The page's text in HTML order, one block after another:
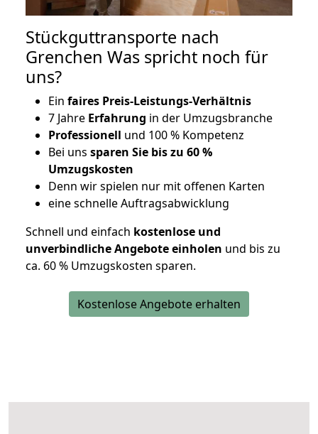
Stückguttransporte nach
Grenchen Was spricht noch für
uns?
Ein faires Preis-Leistungs-Verhältnis
7 Jahre Erfahrung in der Umzugsbranche
Professionell und 100 % Kompetenz
Bei uns sparen Sie bis zu 60 %
Umzugskosten
Denn wir spielen nur mit offenen Karten
eine schnelle Auftragsabwicklung
Schnell und einfach kostenlose und
unverbindliche Angebote einholen und bis zu
ca. 60 % Umzugskosten sparen.
Kostenlose Angebote erhalten